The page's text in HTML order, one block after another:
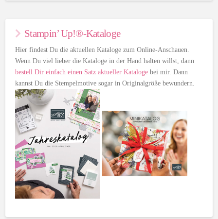
Stampin’ Up!®-Kataloge
Hier findest Du die aktuellen Kataloge zum Online-Anschauen.
Wenn Du viel lieber die Kataloge in der Hand halten willst, dann
bestell Dir einfach einen Satz aktueller Kataloge bei mir. Dann
kannst Du die Stempelmotive sogar in Originalgröße bewundern.